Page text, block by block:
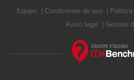
Equipo Condiciones de uso Política
Aviso legal
Gestión